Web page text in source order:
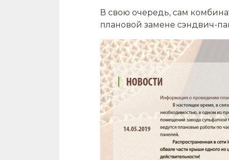
В свою очередь, сам
плановой замене сэндвич-